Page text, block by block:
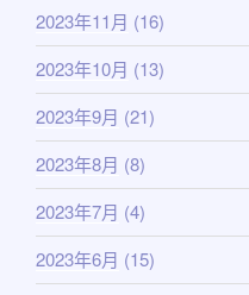
2023年11月 (16)
2023年10月 (13)
2023年9月 (21)
2023年8月 (8)
2023年7月 (4)
2023年6月 (15)